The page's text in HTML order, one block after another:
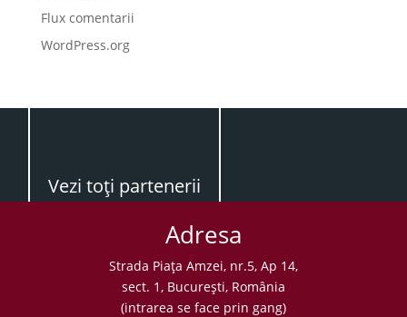
Flux comentarii
WordPress.org
Vezi toţi partenerii
Adresa
Strada Piaţa Amzei, nr.5, Ap 14,
sect. 1, Bucureşti, România
(intrarea se face prin gang)